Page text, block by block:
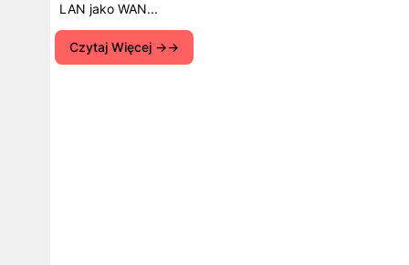
LAN jako WAN...
Czytaj Więcej →